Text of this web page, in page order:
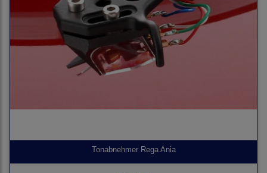
Tonabnehmer Rega Ania